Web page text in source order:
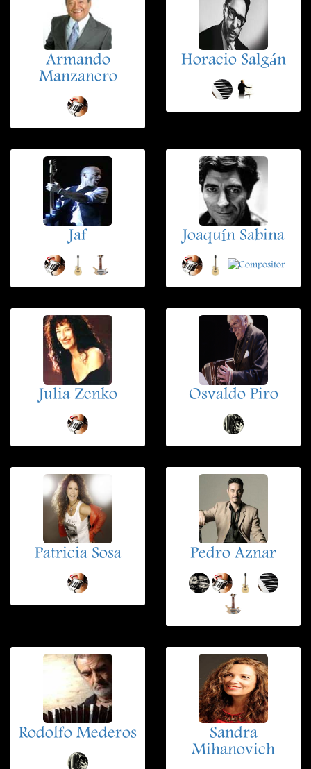
Armando
Manzanero
Horacio Salgán
Jaf Joaquín Sabina
Julia Zenko Osvaldo Piro
Patricia Sosa Pedro Aznar
Rodolfo Mederos
Sandra
Mihanovich